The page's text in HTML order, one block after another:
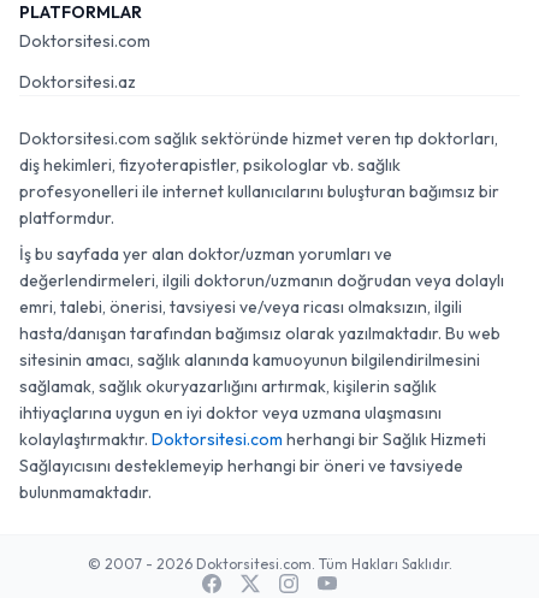
PLATFORMLAR
Doktorsitesi.com
Doktorsitesi.az
Doktorsitesi.com sağlık sektöründe hizmet veren tıp doktorları,
diş hekimleri, fizyoterapistler, psikologlar vb. sağlık
profesyonelleri ile internet kullanıcılarını buluşturan bağımsız bir
platformdur.
İş bu sayfada yer alan doktor/uzman yorumları ve
değerlendirmeleri, ilgili doktorun/uzmanın doğrudan veya dolaylı
emri, talebi, önerisi, tavsiyesi ve/veya ricası olmaksızın, ilgili
hasta/danışan tarafından bağımsız olarak yazılmaktadır. Bu web
sitesinin amacı, sağlık alanında kamuoyunun bilgilendirilmesini
sağlamak, sağlık okuryazarlığını artırmak, kişilerin sağlık
ihtiyaçlarına uygun en iyi doktor veya uzmana ulaşmasını
kolaylaştırmaktır. Doktorsitesi.com herhangi bir Sağlık Hizmeti
Sağlayıcısını desteklemeyip herhangi bir öneri ve tavsiyede
bulunmamaktadır.
© 2007 - 2026 Doktorsitesi.com. Tüm Hakları Saklıdır.